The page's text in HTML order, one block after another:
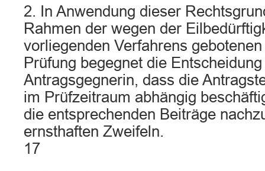
2. In Anwendung dieser
Rahmen der wegen der
vorliegenden Verfahrens
Prüfung begegnet die
Antragsgegnerin, dass die
im Prüfzeitraum abhängig
die entsprechenden Beiträge
ernsthaften Zweifeln.
17